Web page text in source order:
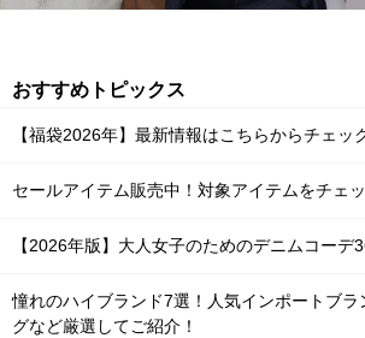
おすすめトピックス
【福袋2026年】最新情報はこちらからチェッ
セールアイテム販売中！対象アイテムをチェッ
【2026年版】大人女子のためのデニムコーデ
憧れのハイブランド7選！人気インポートブラ
グなど厳選してご紹介！